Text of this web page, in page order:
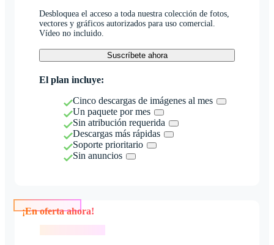
Desbloquea el acceso a toda nuestra colección de fotos,
vectores y gráficos autorizados para uso comercial.
Vídeo no incluido.
Suscríbete ahora
El plan incluye:
Cinco descargas de imágenes al mes
Un paquete por mes
Sin atribución requerida
Descargas más rápidas
Soporte prioritario
Sin anuncios